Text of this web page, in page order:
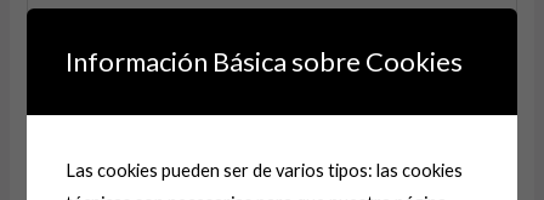
Información Básica sobre Cookies
Las cookies pueden ser de varios tipos: las cookies